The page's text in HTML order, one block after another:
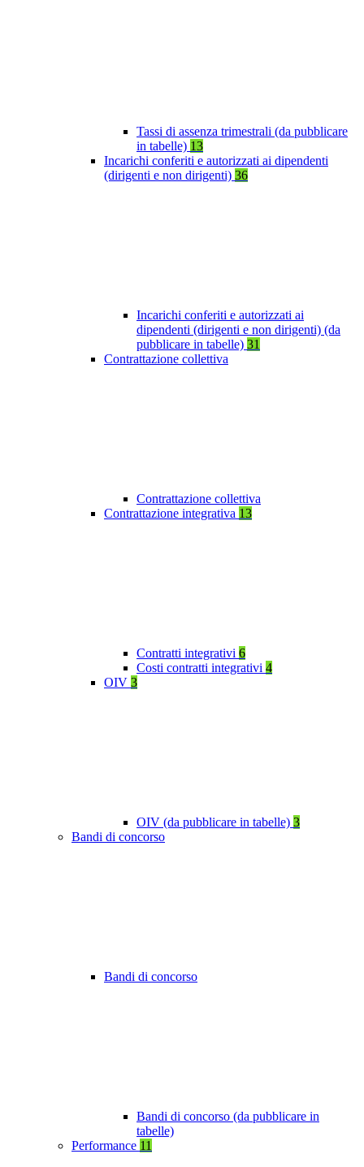
Tassi di assenza trimestrali (da pubblicare
in tabelle) 13
Incarichi conferiti e autorizzati ai dipendenti
(dirigenti e non dirigenti) 36
Incarichi conferiti e autorizzati ai
dipendenti (dirigenti e non dirigenti) (da
pubblicare in tabelle) 31
Contrattazione collettiva
Contrattazione collettiva
Contrattazione integrativa 13
Contratti integrativi 6
Costi contratti integrativi 4
OIV 3
OIV (da pubblicare in tabelle) 3
Bandi di concorso
Bandi di concorso
Bandi di concorso (da pubblicare in
tabelle)
Performance 11